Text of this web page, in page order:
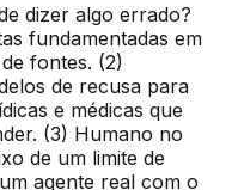
dizer algo errado?
fundamentadas em
fontes. (2)
de recusa para
e médicas que
(3) Humano no
de um limite de
agente real com o